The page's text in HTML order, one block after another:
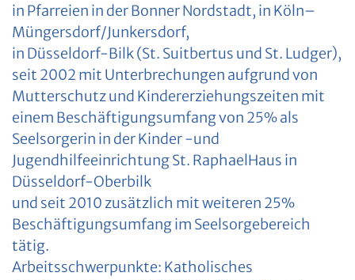
in Pfarreien in der Bonner Nordstadt, in Köln–
Müngersdorf/Junkersdorf,
in Düsseldorf-Bilk (St. Suitbertus und St. Ludger),
seit 2002 mit Unterbrechungen aufgrund von
Mutterschutz und Kindererziehungszeiten mit
einem Beschäftigungsumfang von 25% als
Seelsorgerin in der Kinder -und
Jugendhilfeeinrichtung St. RaphaelHaus in
Düsseldorf-Oberbilk
und seit 2010 zusätzlich mit weiteren 25%
Beschäftigungsumfang im Seelsorgebereich
tätig.
Arbeitsschwerpunkte: Katholisches